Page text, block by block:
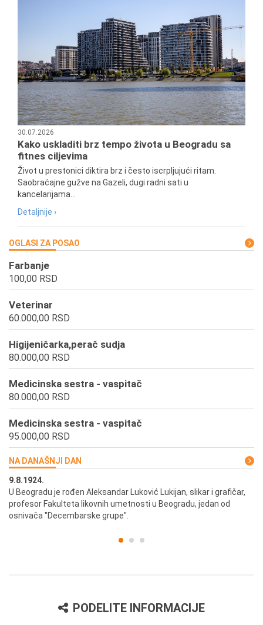
30.07.2026
Kako uskladiti brz tempo života u Beogradu sa
fitnes ciljevima
Život u prestonici diktira brz i često iscrpljujući ritam.
Saobraćajne gužve na Gazeli, dugi radni sati u
kancelarijama...
Detaljnije ›
OGLASI ZA POSAO
Farbanje
100,00 RSD
Veterinar
60.000,00 RSD
Higijeničarka,perač sudja
80.000,00 RSD
Medicinska sestra - vaspitač
80.000,00 RSD
Medicinska sestra - vaspitač
95.000,00 RSD
NA DANAŠNJI DAN
9.8.1924.
U Beogradu je rođen Aleksandar Luković Lukijan, slikar i grafičar,
profesor Fakulteta likovnih umetnosti u Beogradu, jedan od
osnivača "Decembarske grupe".
PODELITE INFORMACIJE